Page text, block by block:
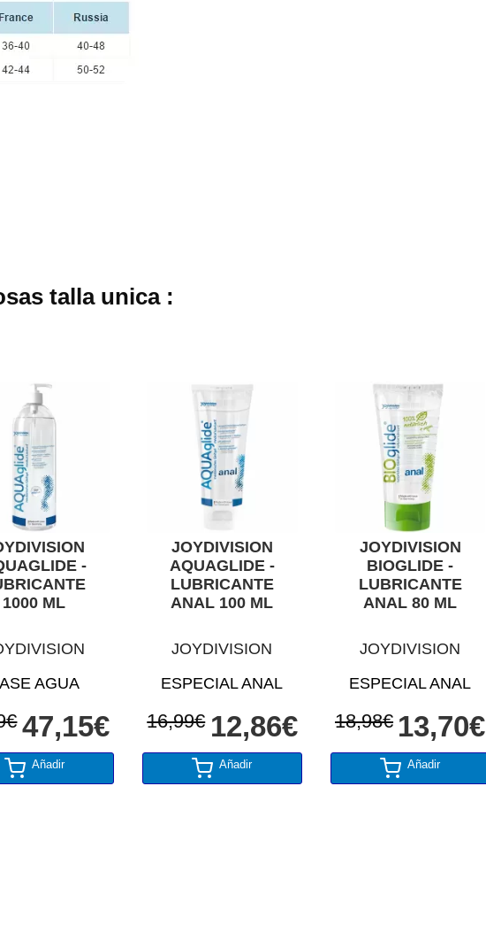
talla unica :
-
1000 ML
AGUA
47,15€
Añadir
JOYDIVISION
AQUAGLIDE -
LUBRICANTE
ANAL 100 ML
JOYDIVISION
ESPECIAL ANAL
16,99€ 12,86€
Añadir
JOYDIVISION
BIOGLIDE -
LUBRICANTE
ANAL 80 ML
JOYDIVISION
ESPECIAL ANAL
18,98€ 13,70€
Añadir